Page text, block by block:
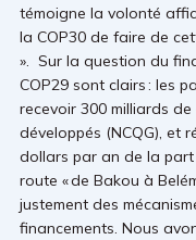
témoigne la volonté
la COP30 de faire de
». Sur la question du
COP29 sont clairs : les
recevoir 300 milliards
développés (NCQG), et
dollars par an de la
route « de Bakou à
justement des
financements. Nous